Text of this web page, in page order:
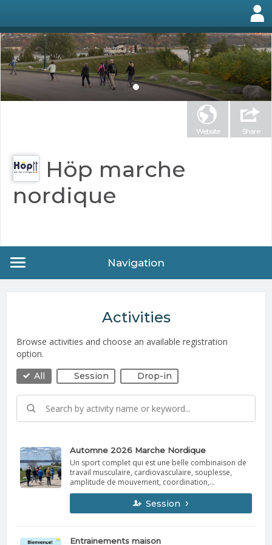
Website Share
Höp marche
nordique
Navigation
Activities
Browse activities and choose an available registration
option.
All Session Drop-in
Automne 2026 Marche Nordique
Un sport complet qui est une belle combinaison de
travail musculaire, cardiovasculaire, souplesse,
amplitude de mouvement, coordination,
concentration et beaucoup de plaisir!! Douce pour
les articulations, cette marche vous fera quand
suer!!! Grâce aux bâtons, attendez-vous à faire
chez Höp quand vous êtes prêts à avoir les vôtres.
Session
Entrainements maison